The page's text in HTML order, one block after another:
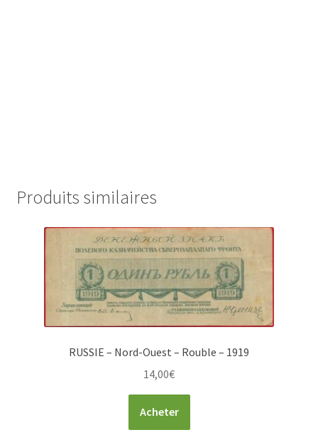
Produits similaires
RUSSIE – Nord-Ouest – Rouble – 1919
14,00€
Acheter